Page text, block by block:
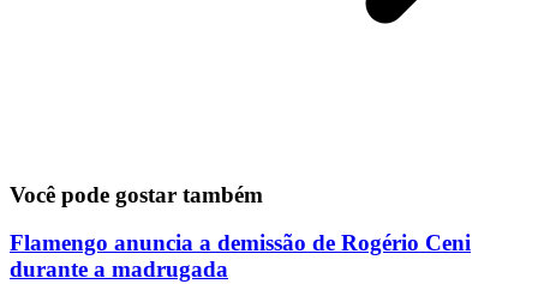
Você pode gostar também
Flamengo anuncia a demissão de Rogério Ceni
durante a madrugada